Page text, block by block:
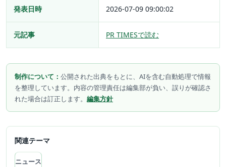
発表日時 2026-07-09 09:00:02
元記事 PR TIMESで読む
制作について： 公開された出典をもとに、AIを含む自動処理で情報
を整理しています。内容の管理責任は編集部が負い、誤りが確認さ
れた場合は訂正します。 編集方針
関連テーマ
ニュース